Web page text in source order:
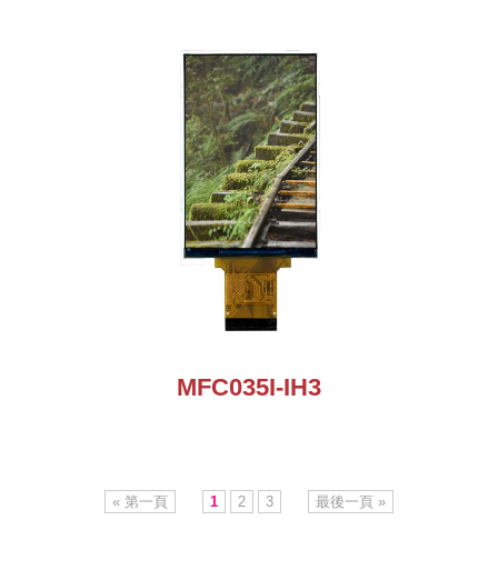
MFC035I-IH3
« 第一頁 1 2 3 最後一頁 »